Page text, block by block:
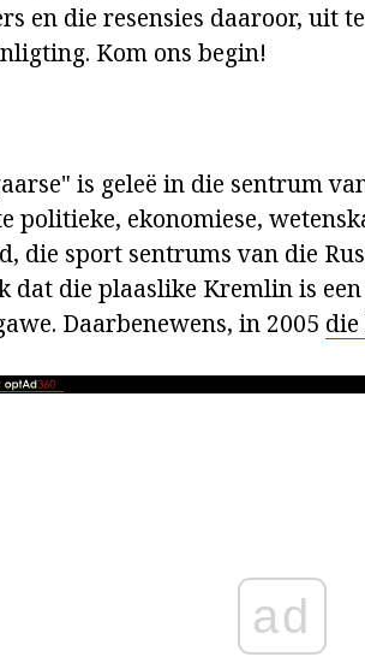
en die resensies daaroor, uit
Kom ons begin!
is geleë in die sentrum
politieke, ekonomiese,
die sport sentrums van die
dat die plaaslike Kremlin is
Daarbenewens, in 2005
ad